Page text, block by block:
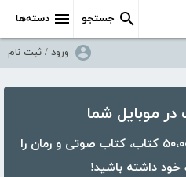
دسته‌ها جستجو
ورود / ثبت نام
با اپلیکیشن کتابراه، بیش از ۵۰،۰۰۰ کتاب، کتاب صوتی و رمان را
خود داشته باشید!